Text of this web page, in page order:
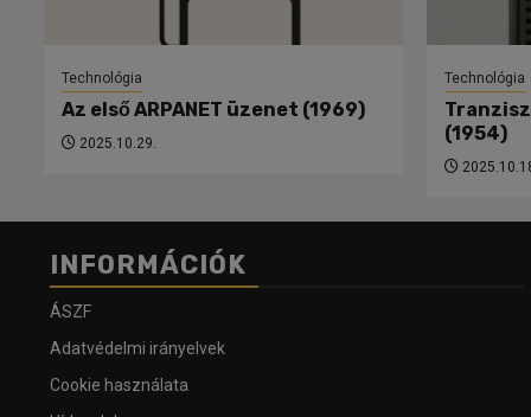
Technológia
Az első ARPANET üzenet (1969)
2025.10.29.
Technológia
(1954)
INFORMÁCIÓK
ÁSZF
Adatvédelmi irányelvek
Cookie használata